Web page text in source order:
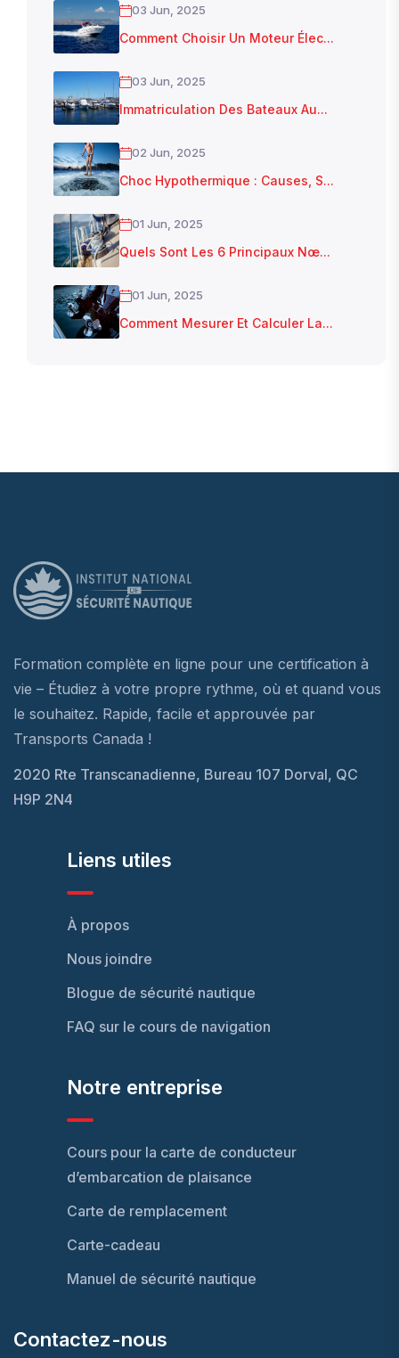
03 Jun, 2025
Comment Choisir Un Moteur Élec...
03 Jun, 2025
Immatriculation Des Bateaux Au...
02 Jun, 2025
Choc Hypothermique : Causes, S...
01 Jun, 2025
Quels Sont Les 6 Principaux Nœ...
01 Jun, 2025
Comment Mesurer Et Calculer La...
Formation complète en ligne pour une certification à
vie – Étudiez à votre propre rythme, où et quand vous
le souhaitez. Rapide, facile et approuvée par
Transports Canada !
2020 Rte Transcanadienne, Bureau 107 Dorval, QC
H9P 2N4
Liens utiles
À propos
Nous joindre
Blogue de sécurité nautique
FAQ sur le cours de navigation
Notre entreprise
Cours pour la carte de conducteur
d’embarcation de plaisance
Carte de remplacement
Carte-cadeau
Manuel de sécurité nautique
Contactez-nous